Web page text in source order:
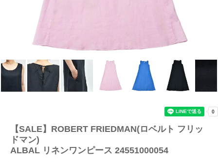
【SALE】 ROBERT FRIEDMAN(ロベルト フリッ
ドマン)
ALBAL リネンワンピース 24551000054